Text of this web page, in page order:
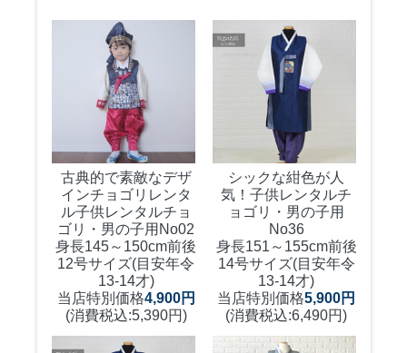
古典的で素敵なデザ
インチョゴリレンタ
ル子供レンタルチョ
ゴリ・男の子用No02
身長145～150cm前後
12号サイズ(目安年令
13-14才)
当店特別価格4,900円
(消費税込:5,390円)
シックな紺色が人
気！子供レンタルチ
ョゴリ・男の子用
No36
身長151～155cm前後
14号サイズ(目安年令
13-14才)
当店特別価格5,900円
(消費税込:6,490円)